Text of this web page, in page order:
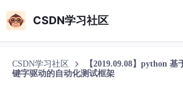
CSDN学习社区
CSDN学习社区
【2019.09.08】python
键字驱动的自动化测试框架